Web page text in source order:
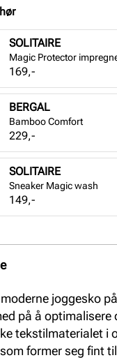
SOLITAIRE
Magic Protector
Pris
169,-
BERGAL
Bamboo Comfort
Pris
229,-
SOLITAIRE
Sneaker Magic wash
Pris
149,-
joggesko
på å
tekstilmaterialet i
former seg fint